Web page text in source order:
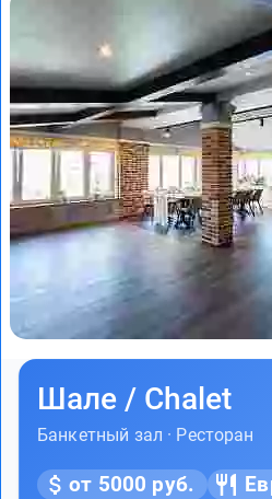
Шале / Chalet
Банкетный зал · Ресторан
от 5000 руб.